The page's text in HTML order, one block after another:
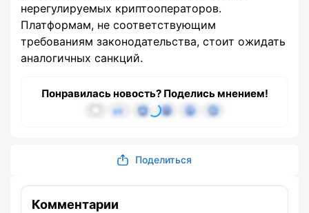
нерегулируемых криптооператоров.
Платформам, не соответствующим
требованиям законодательства, стоит ожидать
аналогичных санкций.
Понравилась новость? Поделись мнением!
Поделиться
Комментарии